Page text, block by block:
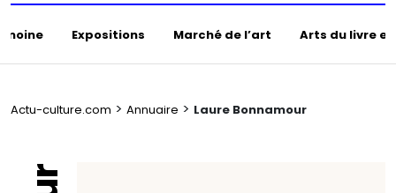
Expositions Marché de l’art Arts du livre
Actu-culture.com > Annuaire > Laure Bonnamour